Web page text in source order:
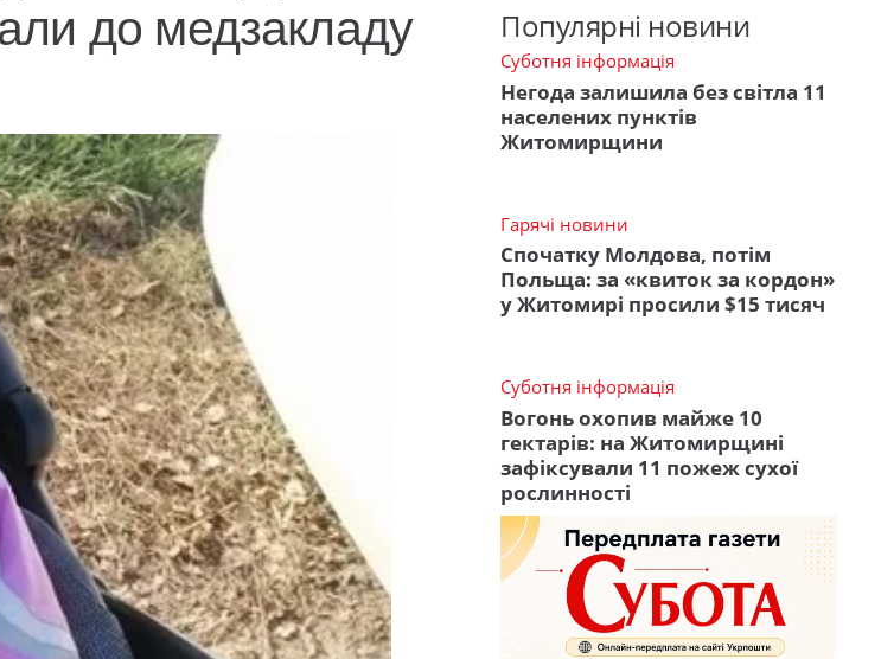
до медзакладу
Популярні новини
Суботня інформація
Негода залишила без світла 11
населених пунктів
Житомирщини
Гарячі новини
Спочатку Молдова, потім
Польща: за «квиток за кордон»
у Житомирі просили $15 тисяч
Суботня інформація
Вогонь охопив майже 10
гектарів: на Житомирщині
зафіксували 11 пожеж сухої
рослинності